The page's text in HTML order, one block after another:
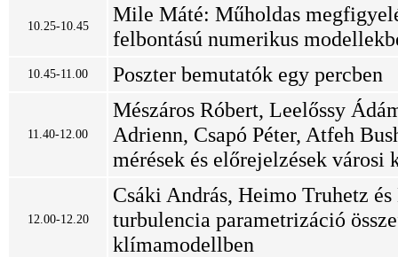
10.25-10.45
Mile Máté: Műholdas
felbontású numerikus
10.45-11.00 Poszter bemutatók egy percben
11.40-12.00
Mészáros Róbert, Leelőssy
Adrienn, Csapó Péter, Atfeh
mérések és előrejelzések városi
12.00-12.20
Csáki András, Heimo Truhetz
turbulencia parametrizáció
klímamodellben